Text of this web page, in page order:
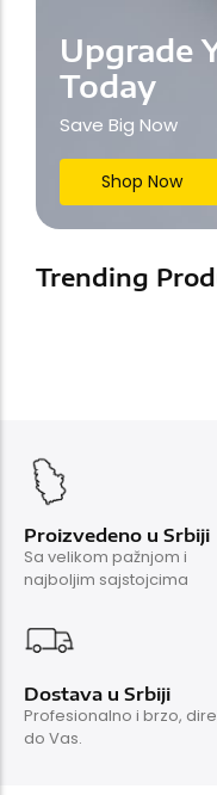
Upgrade
Today
Save Big Now
Shop Now
Trending
Proizvedeno u Srbiji
Sa velikom pažnjom i
najboljim sajstojcima
Dostava u Srbiji
Profesionalno i brzo,
do Vas.